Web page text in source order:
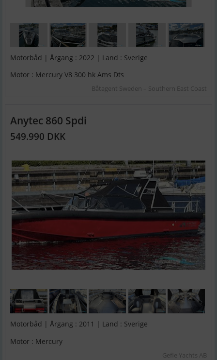
Motorbåd | Årgang : 2022 | Land : Sverige
Motor : Mercury V8 300 hk Ams Dts
Båtagent Sweden – Southern East Coast
Anytec 860 Spdi
549.990 DKK
Motorbåd | Årgang : 2011 | Land : Sverige
Motor : Mercury
Gefle Yachts AB